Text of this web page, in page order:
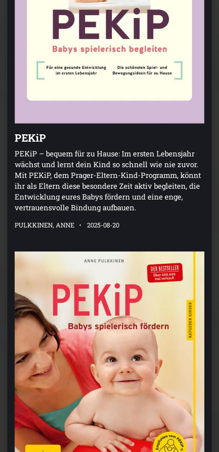
PEKiP
PEKiP – bequem für zu Hause: Im ersten Lebensjahr
wächst und lernt dein Kind so schnell wie nie zuvor.
Mit PEKiP, dem Prager-Eltern-Kind-Programm, könnt
ihr als Eltern diese besondere Zeit aktiv begleiten, die
Entwicklung eures Babys fördern und eine enge,
vertrauensvolle Bindung aufbauen.
PULKKINEN, ANNE 2025-08-20